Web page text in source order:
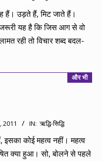
हैं। उड़ते हैं, मिट जाते हैं।
यह है कि जिस आग से वो
रही तो विचार शब्द बदल-
और भी
2011 IN: ऋद्धि-सिद्धि
कोई महत्व नहीं। महत्व
क्या हुआ। सो, बोलने से पहले